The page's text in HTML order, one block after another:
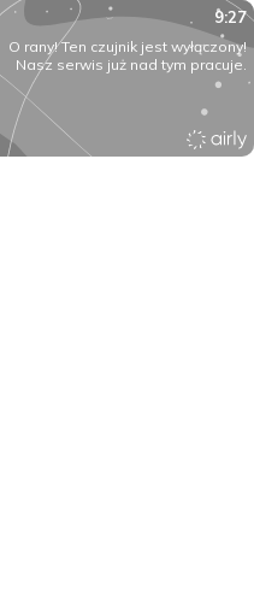
9:27
O rany! Ten czujnik jest wyłączony!
Nasz serwis już nad tym pracuje.